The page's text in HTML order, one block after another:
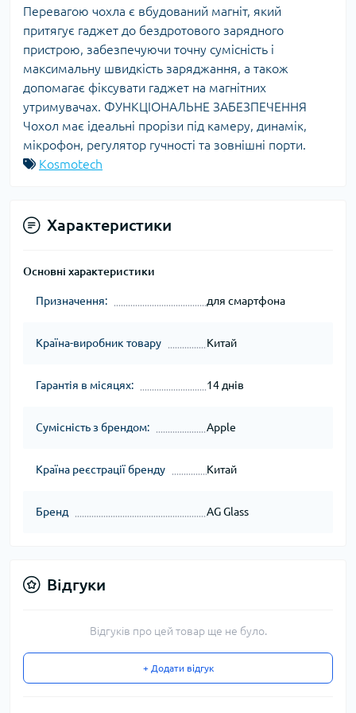
Перевагою чохла є вбудований магніт, який
притягує гаджет до бездротового зарядного
пристрою, забезпечуючи точну сумісність і
максимальну швидкість заряджання, а також
допомагає фіксувати гаджет на магнітних
утримувачах. ФУНКЦІОНАЛЬНЕ ЗАБЕЗПЕЧЕННЯ
Чохол має ідеальні прорізи під камеру, динамік,
мікрофон, регулятор гучності та зовнішні порти.
Kosmotech
Характеристики
Основні характеристики
Призначення: для смартфона
Країна-виробник товару Китай
Гарантія в місяцях: 14 днів
Сумісність з брендом: Apple
Країна реєстрації бренду Китай
Бренд AG Glass
Відгуки
Відгуків про цей товар ще не було.
+ Додати відгук